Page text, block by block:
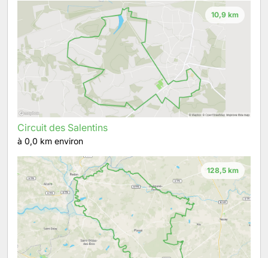
10,9 km
Circuit des Salentins
à 0,0 km environ
128,5 km